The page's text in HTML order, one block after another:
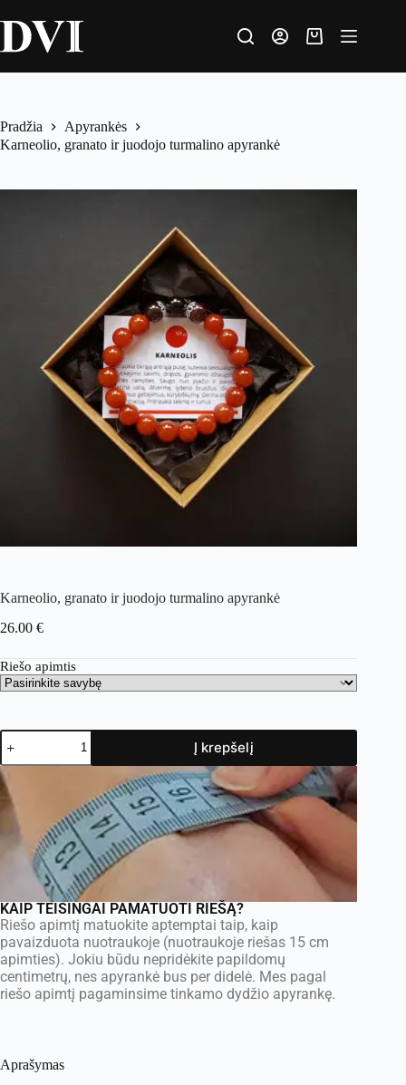
Pradžia
Apyrankės
Karneolio, granato ir juodojo turmalino apyrankė
Karneolio, granato ir juodojo turmalino apyrankė
26.00 €
Riešo apimtis
Į krepšelį
KAIP TEISINGAI PAMATUOTI RIEŠĄ?
Riešo apimtį matuokite aptemptai taip, kaip
pavaizduota nuotraukoje (nuotraukoje riešas 15 cm
apimties). Jokiu būdu nepridėkite papildomų
centimetrų, nes apyrankė bus per didelė. Mes pagal
riešo apimtį pagaminsime tinkamo dydžio apyrankę.
Aprašymas